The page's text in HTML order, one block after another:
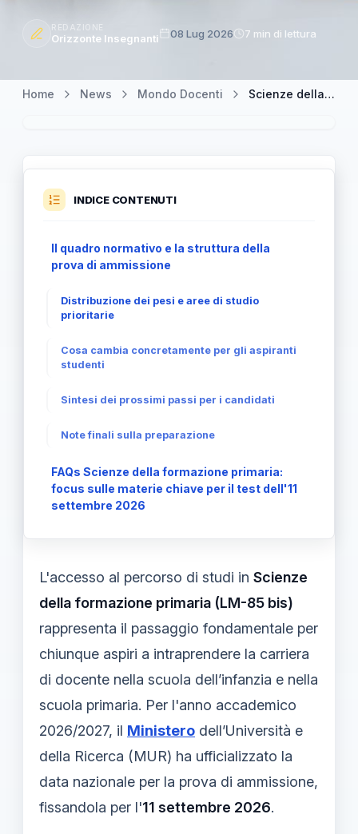
REDAZIONE
Orizzonte Insegnanti 08 Lug 2026 7 min di lettura
Home News Mondo Docenti Scienze della formazione primaria: focus sulle materie chiave per il test dell'11 settembre 2026
INDICE CONTENUTI
Il quadro normativo e la struttura della
prova di ammissione
Distribuzione dei pesi e aree di studio
prioritarie
Cosa cambia concretamente per gli aspiranti
studenti
Sintesi dei prossimi passi per i candidati
Note finali sulla preparazione
FAQs Scienze della formazione primaria:
focus sulle materie chiave per il test dell'11
settembre 2026
L'accesso al percorso di studi in Scienze
della formazione primaria (LM-85 bis)
rappresenta il passaggio fondamentale per
chiunque aspiri a intraprendere la carriera
di docente nella scuola dell’infanzia e nella
scuola primaria. Per l'anno accademico
2026/2027, il Ministero dell’Università e
della Ricerca (MUR) ha ufficializzato la
data nazionale per la prova di ammissione,
fissandola per l'11 settembre 2026.